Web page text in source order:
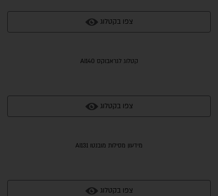
צפו בקטלוג
קטלוג לגראבוקס AI140
צפו בקטלוג
מידעון מסילות מובנטו AI131
צפו בקטלוג